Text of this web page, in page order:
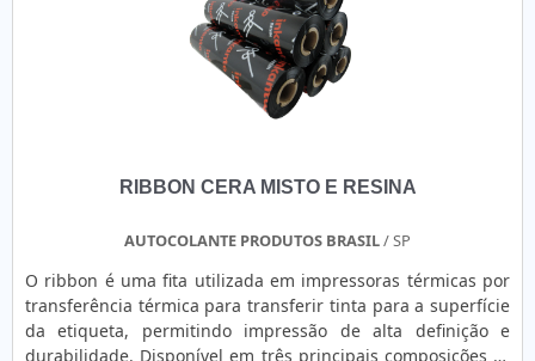
RIBBON CERA MISTO E RESINA
AUTOCOLANTE PRODUTOS BRASIL/ SP
O ribbon é uma fita utilizada em impressoras térmicas por
transferência térmica para transferir tinta para a superfície
da etiqueta, permitindo impressão de alta definição e
durabilidade. Disponível em três principais composições —